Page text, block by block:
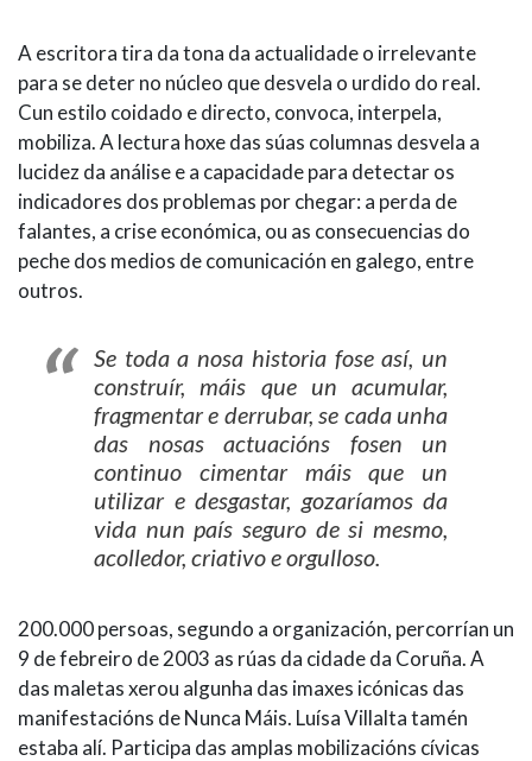
A escritora tira da tona da actualidade o irrelevante
para se deter no núcleo que desvela o urdido do real.
Cun estilo coidado e directo, convoca, interpela,
mobiliza. A lectura hoxe das súas columnas desvela a
lucidez da análise e a capacidade para detectar os
indicadores dos problemas por chegar: a perda de
falantes, a crise económica, ou as consecuencias do
peche dos medios de comunicación en galego, entre
outros.
Se toda a nosa historia fose así, un
construír, máis que un acumular,
fragmentar e derrubar, se cada unha
das nosas actuacións fosen un
continuo cimentar máis que un
utilizar e desgastar, gozaríamos da
vida nun país seguro de si mesmo,
acolledor, criativo e orgulloso.
200.000 persoas, segundo a organización, percorrían un
9 de febreiro de 2003 as rúas da cidade da Coruña. A
das maletas xerou algunha das imaxes icónicas das
manifestacións de Nunca Máis. Luísa Villalta tamén
estaba alí. Participa das amplas mobilizacións cívicas